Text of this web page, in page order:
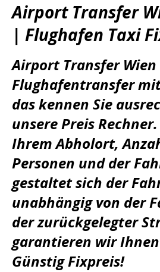
Airport Transfer
| Flughafen Taxi
Airport Transfer Wien
Flughafentransfer
das kennen Sie
unsere Preis
Ihrem Abholort,
Personen und der
gestaltet sich der
unabhängig von der
der zurückgelegter
garantieren wir
Günstig Fixpreis!